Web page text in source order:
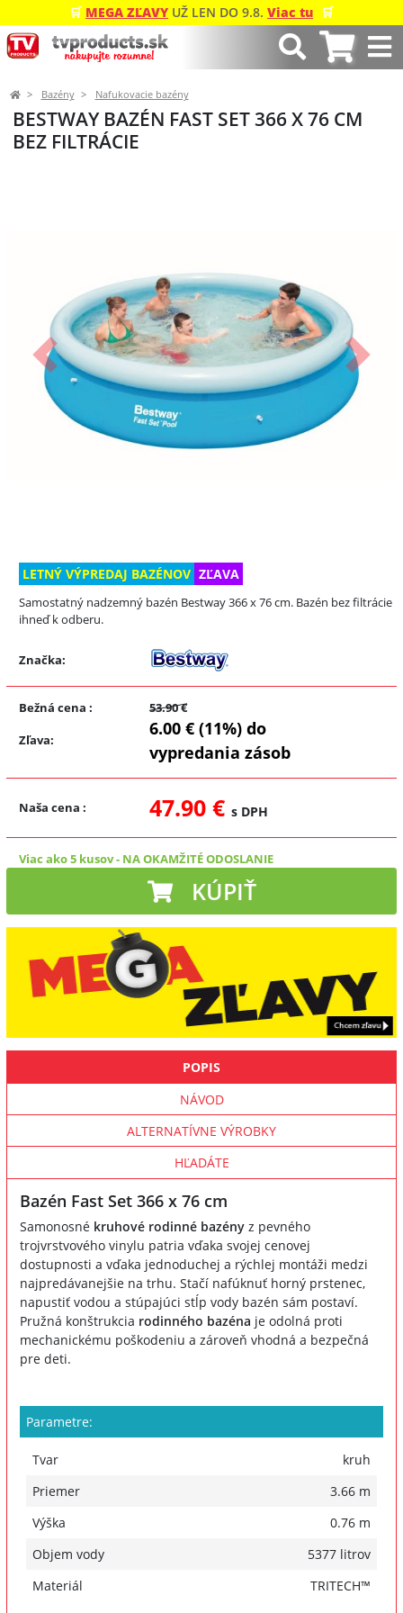
🛒 MEGA ZĽAVY UŽ LEN DO 9.8. Viac tu 🛒
Bazény Nafukovacie bazény
BESTWAY BAZÉN FAST SET 366 X 76 CM
BEZ FILTRÁCIE
Predchádzajúci Ďalší
LETNÝ VÝPREDAJ BAZÉNOV ZĽAVA
Samostatný nadzemný bazén Bestway 366 x 76 cm. Bazén bez filtrácie
ihneď k odberu.
Značka:
Bežná cena : 53.90 €
Zľava:
6.00 € (11%) do
vypredania zásob
Naša cena : 47.90 € s DPH
Viac ako 5 kusov- NA OKAMŽITÉ ODOSLANIE
KÚPIŤ
POPIS
NÁVOD
ALTERNATÍVNE VÝROBKY
HĽADÁTE
Bazén Fast Set 366 x 76 cm
Samonosné kruhové rodinné bazény z pevného
trojvrstvového vinylu patria vďaka svojej cenovej
dostupnosti a vďaka jednoduchej a rýchlej montáži medzi
najpredávanejšie na trhu. Stačí nafúknuť horný prstenec,
napustiť vodou a stúpajúci stĺp vody bazén sám postaví.
Pružná konštrukcia rodinného bazéna je odolná proti
mechanickému poškodeniu a zároveň vhodná a bezpečná
pre deti.
Parametre:
Tvar
kruh
Priemer
3.66 m
Výška
0.76 m
Objem vody
5377 litrov
Materiál
TRITECH™